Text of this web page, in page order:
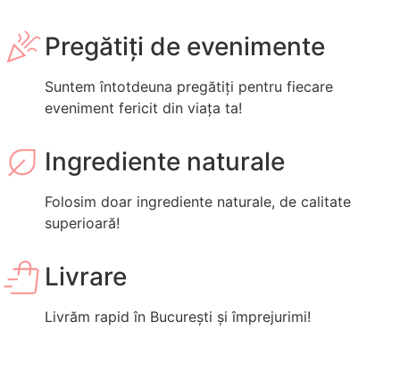
Pregătiți de evenimente
Suntem întotdeuna pregătiți pentru fiecare
eveniment fericit din viața ta!
Ingrediente naturale
Folosim doar ingrediente naturale, de calitate
superioară!
Livrare
Livrăm rapid în București și împrejurimi!